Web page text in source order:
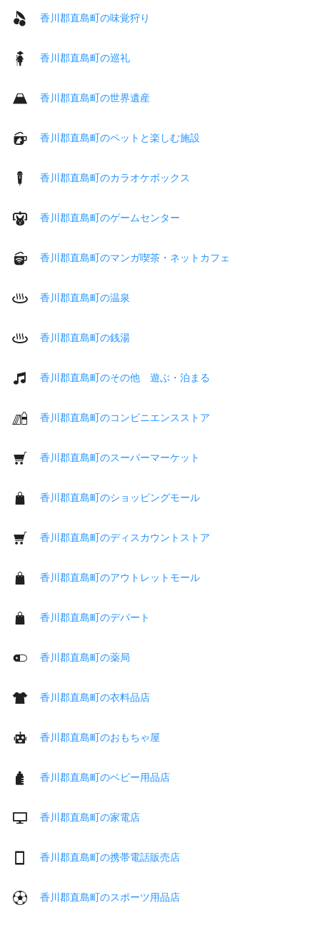
香川郡直島町の味覚狩り
香川郡直島町の巡礼
香川郡直島町の世界遺産
香川郡直島町のペットと楽しむ施設
香川郡直島町のカラオケボックス
香川郡直島町のゲームセンター
香川郡直島町のマンガ喫茶・ネットカフェ
香川郡直島町の温泉
香川郡直島町の銭湯
香川郡直島町のその他 遊ぶ・泊まる
香川郡直島町のコンビニエンスストア
香川郡直島町のスーパーマーケット
香川郡直島町のショッピングモール
香川郡直島町のディスカウントストア
香川郡直島町のアウトレットモール
香川郡直島町のデパート
香川郡直島町の薬局
香川郡直島町の衣料品店
香川郡直島町のおもちゃ屋
香川郡直島町のベビー用品店
香川郡直島町の家電店
香川郡直島町の携帯電話販売店
香川郡直島町のスポーツ用品店